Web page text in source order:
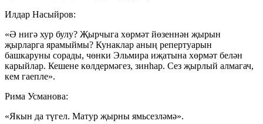
Илдар Насыйров:
«Ә нигә хур булу? Җырчыга хөрмәт йөзеннән җырын
җырларга ярамыймы? Кунаклар аның репертуарын
башкаруны сорады, чөнки Эльмира иҗатына хөрмәт белән
карыйлар. Кешене көлдермәгез, зинһар. Сез җырлый алмагач,
кем гаепле».
Рима Усманова:
«Якын да түгел. Матур җырны ямьсезләмә».